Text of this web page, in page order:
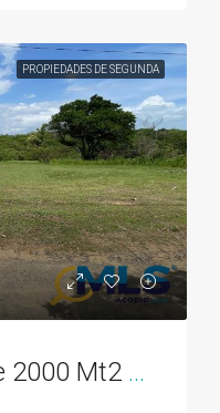
PROPIEDADES DE SEGUNDA
Para Venta Lote de 2000 Mt2 en Rodeo Viejo, cerca de todo!